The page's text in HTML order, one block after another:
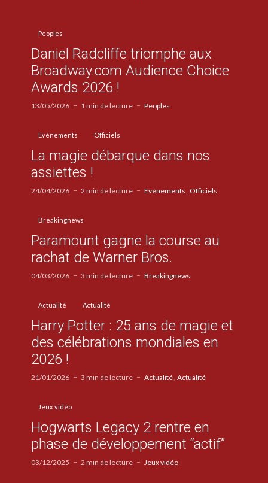
Peoples
Daniel Radcliffe triomphe aux
Broadway.com Audience Choice
Awards 2026 !
13/05/2026 1 min de lecture Peoples
Evénements Officiels
La magie débarque dans nos
assiettes !
24/04/2026 2 min de lecture Evénements Officiels
Breakingnews
Paramount gagne la course au
rachat de Warner Bros.
04/03/2026 3 min de lecture Breakingnews
Actualité Actualité
Harry Potter : 25 ans de magie et
des célébrations mondiales en
2026 !
21/01/2026 3 min de lecture Actualité Actualité
Jeux vidéo
Hogwarts Legacy 2 rentre en
phase de développement “actif”
03/12/2025 2 min de lecture Jeux vidéo